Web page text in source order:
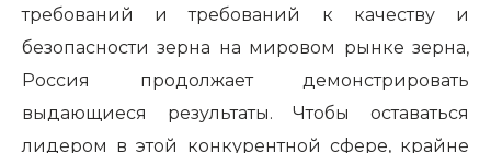
требований и требований к качеству и
безопасности зерна на мировом рынке зерна,
Россия продолжает демонстрировать
выдающиеся результаты. Чтобы оставаться
лидером в этой конкурентной сфере, крайне